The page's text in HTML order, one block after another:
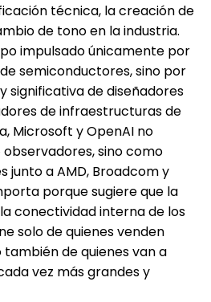
técnica, la creación de
de tono en la industria.
impulsado únicamente por
semiconductores, sino por
significativa de diseñadores
de infraestructuras de
Microsoft y OpenAI no
sino como
junto a AMD, Broadcom y
porque sugiere que la
conectividad interna de los
solo de quienes venden
también de quienes van a
vez más grandes y